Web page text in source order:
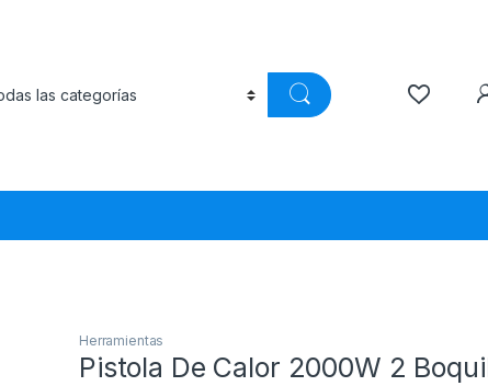
Herramientas
Pistola De Calor 2000W 2